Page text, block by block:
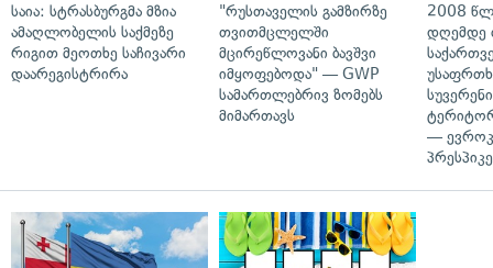
საია: სტრასბურგმა მზია
ამაღლობელის საქმეზე
რიგით მეოთხე საჩივარი
დაარეგისტრირა
"რუსთაველის გამზირზე
თვითმცლელში
მცირეწლოვანი ბავშვი
იმყოფებოდა" — GWP
სამართლებრივ ზომებს
მიმართავს
2008
დღემდე
—